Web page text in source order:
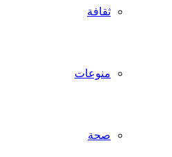
ثقافة
منوعات
صحة